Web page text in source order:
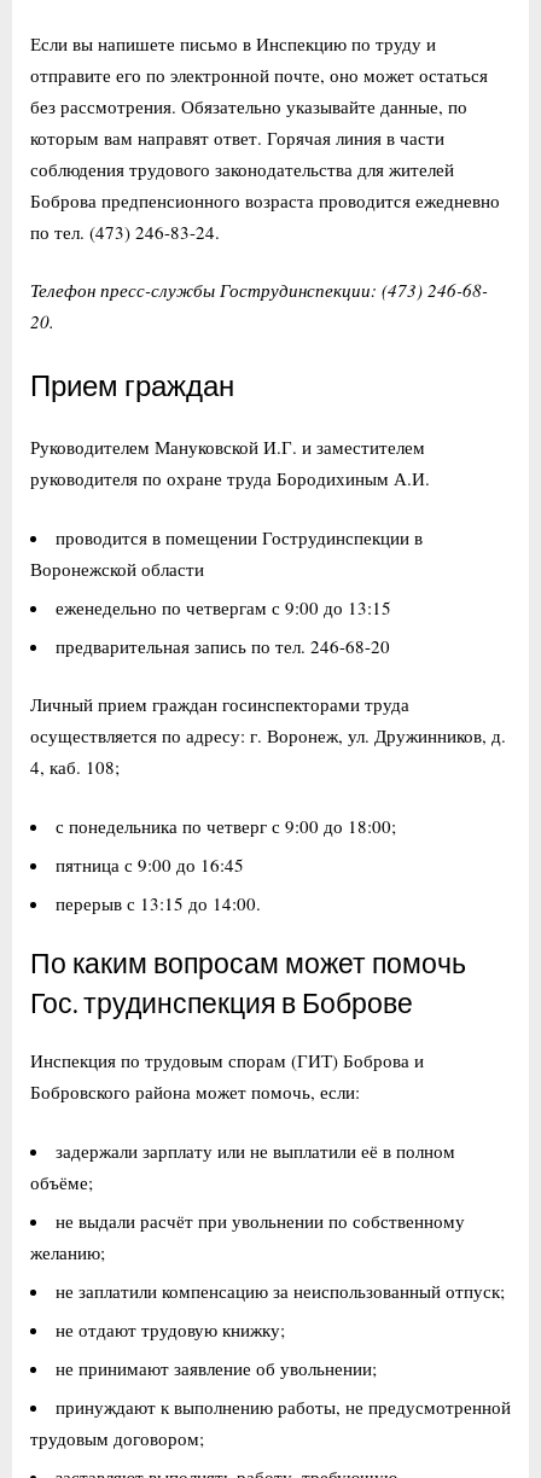
Если вы напишете письмо в Инспекцию по труду и
отправите его по электронной почте, оно может остаться
без рассмотрения. Обязательно указывайте данные, по
которым вам направят ответ. Горячая линия в части
соблюдения трудового законодательства для жителей
Боброва предпенсионного возраста проводится ежедневно
по тел. (473) 246-83-24.
Телефон пресс-службы Гострудинспекции: (473) 246-68-
20.
Прием граждан
Руководителем Мануковской И.Г. и заместителем
руководителя по охране труда Бородихиным А.И.
проводится в помещении Гострудинспекции в
Воронежской области
еженедельно по четвергам с 9:00 до 13:15
предварительная запись по тел. 246-68-20
Личный прием граждан госинспекторами труда
осуществляется по адресу: г. Воронеж, ул. Дружинников, д.
4, каб. 108;
с понедельника по четверг с 9:00 до 18:00;
пятница с 9:00 до 16:45
перерыв с 13:15 до 14:00.
По каким вопросам может помочь
Гос. трудинспекция в Боброве
Инспекция по трудовым спорам (ГИТ) Боброва и
Бобровского района может помочь, если:
задержали зарплату или не выплатили её в полном
объёме;
не выдали расчёт при увольнении по собственному
желанию;
не заплатили компенсацию за неиспользованный отпуск;
не отдают трудовую книжку;
не принимают заявление об увольнении;
принуждают к выполнению работы, не предусмотренной
трудовым договором;